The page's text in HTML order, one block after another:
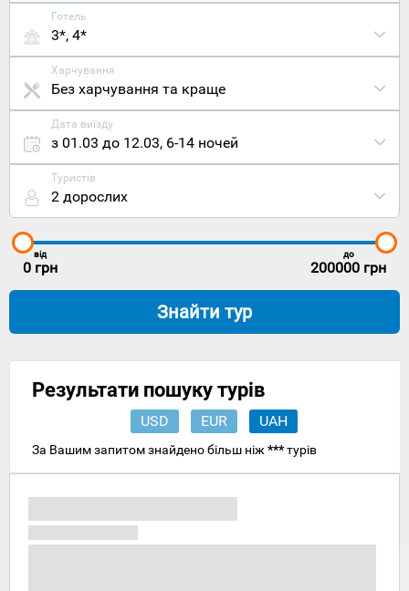
Готель
3*, 4*
Харчування
Без харчування та краще
Дата виїзду
з 01.03 до 12.03, 6-14 ночей
Туристів
2 дорослих
від
0 грн
до
200000 грн
Знайти тур
Результати пошуку турів
USD EUR UAH
За Вашим запитом знайдено більш ніж ***турів